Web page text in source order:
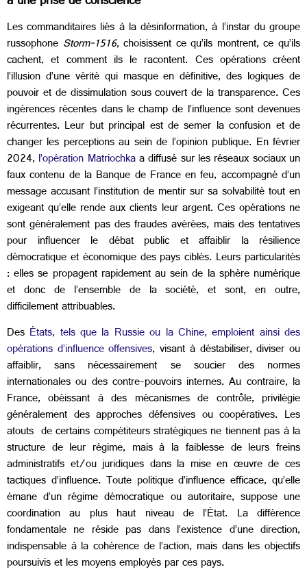
Les commanditaires liés à la désinformation, à l’instar du groupe
russophone Storm-1516, choisissent ce qu’ils montrent, ce qu’ils
cachent, et comment ils le racontent. Ces opérations créent
l’illusion d’une vérité qui masque en définitive, des logiques de
pouvoir et de dissimulation sous couvert de la transparence. Ces
ingérences récentes dans le champ de l’influence sont devenues
récurrentes. Leur but principal est de semer la confusion et de
changer les perceptions au sein de l’opinion publique. En février
2024,l’opération Matriochkaa diffusé sur les réseaux sociaux un
faux contenu de la Banque de France en feu, accompagné d’un
message accusant l’institution de mentir sur sa solvabilité tout en
exigeant qu’elle rende aux clients leur argent. Ces opérations ne
sont généralement pas des fraudes avérées, mais des tentatives
pour influencer le débat public et affaiblir la résilience
démocratique et économique des pays ciblés. Leurs particularités
: elles se propagent rapidement au sein de la sphère numérique
et donc de l’ensemble de la société, et sont, en outre,
difficilement attribuables.
Des États, tels que la Russie ou la Chine, emploient ainsi des
opérations d’influence offensives, visant à déstabiliser, diviser ou
affaiblir, sans nécessairement se soucier des normes
internationales ou des contre-pouvoirs internes. Au contraire, la
France, obéissant à des mécanismes de contrôle, privilégie
généralement des approches défensives ou coopératives. Les
atouts de certains compétiteurs stratégiques ne tiennent pas à la
structure de leur régime, mais à la faiblesse de leurs freins
administratifs et/ou juridiques dans la mise en œuvre de ces
tactiques d’influence. Toute politique d’influence efficace, qu’elle
émane d’un régime démocratique ou autoritaire, suppose une
coordination au plus haut niveau de l’État. La différence
fondamentale ne réside pas dans l’existence d’une direction,
indispensable à la cohérence de l’action, mais dans les objectifs
poursuivis et les moyens employés par ces pays.